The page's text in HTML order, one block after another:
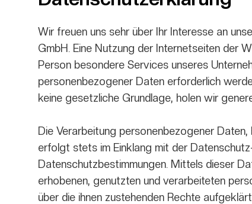
Wir freuen uns sehr über Ihr Interesse an
GmbH. Eine Nutzung der Internetseiten der
Person besondere Services unseres
personenbezogener Daten erforderlich
keine gesetzliche Grundlage, holen wir
Die Verarbeitung personenbezogener
erfolgt stets im Einklang mit der
Datenschutzbestimmungen. Mittels dieser
erhobenen, genutzten und verarbeiteten
über die ihnen zustehenden Rechte